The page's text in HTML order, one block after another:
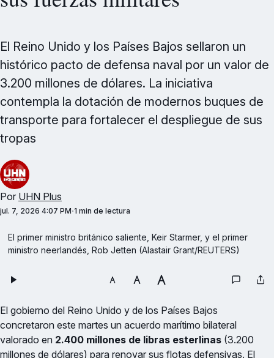
El Reino Unido y los Países Bajos sellaron un
histórico pacto de defensa naval por un valor de
3.200 millones de dólares. La iniciativa
contempla la dotación de modernos buques de
transporte para fortalecer el despliegue de sus
tropas
Por UHN Plus
jul. 7, 2026 4:07 PM 1 min de lectura
El primer ministro británico saliente, Keir Starmer, y el primer
ministro neerlandés, Rob Jetten (Alastair Grant/REUTERS)
El gobierno del Reino Unido y de los Países Bajos
concretaron este martes un acuerdo marítimo bilateral
valorado en 2.400 millones de libras esterlinas (3.200
millones de dólares) para renovar sus flotas defensivas. El